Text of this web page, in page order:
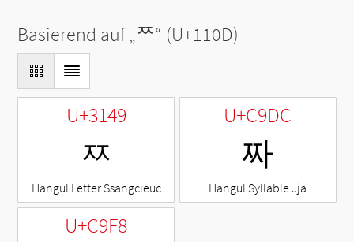
Basierend auf „ᄍ“ (U+110D)
U+3149
ㅉ
Hangul Letter Ssangcieuc
U+C9DC
짜
Hangul Syllable Jja
U+C9F8